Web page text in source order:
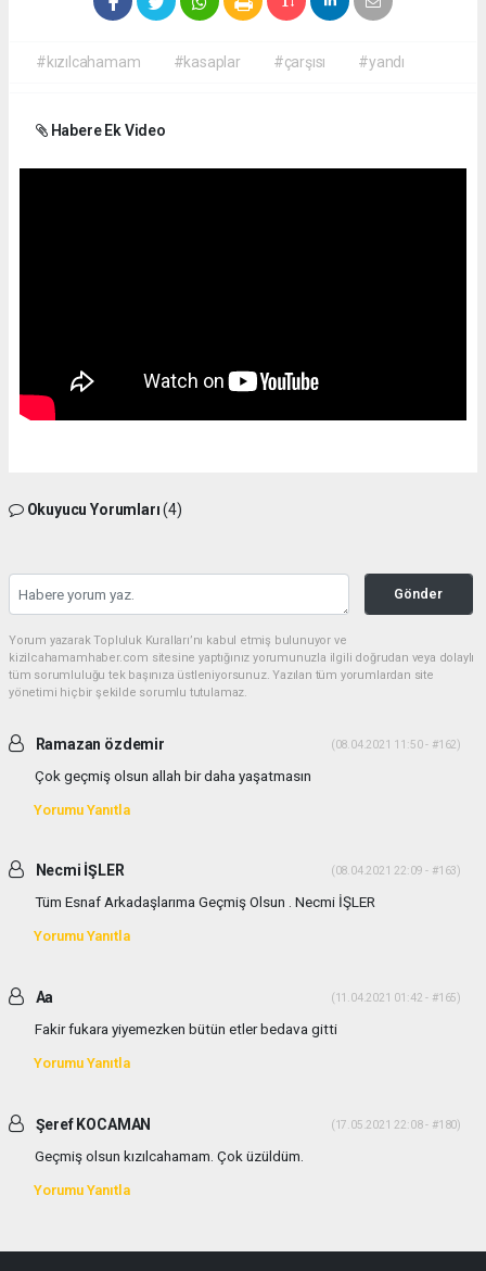
#kızılcahamam #kasaplar #çarşısı #yandı
Habere Ek Video
Okuyucu Yorumları(4)
Gönder
Yorum yazarak Topluluk Kuralları’nı kabul etmiş bulunuyor ve
kizilcahamamhaber.com sitesine yaptığınız yorumunuzla ilgili doğrudan veya dolaylı
tüm sorumluluğu tek başınıza üstleniyorsunuz. Yazılan tüm yorumlardan site
yönetimi hiçbir şekilde sorumlu tutulamaz.
Ramazan özdemir (08.04.2021 11:50 - #162)
Çok geçmiş olsun allah bir daha yaşatmasın
Yorumu Yanıtla
Necmi İŞLER (08.04.2021 22:09 - #163)
Tüm Esnaf Arkadaşlarıma Geçmiş Olsun . Necmi İŞLER
Yorumu Yanıtla
Aa (11.04.2021 01:42 - #165)
Fakir fukara yiyemezken bütün etler bedava gitti
Yorumu Yanıtla
Şeref KOCAMAN (17.05.2021 22:08 - #180)
Geçmiş olsun kızılcahamam. Çok üzüldüm.
Yorumu Yanıtla